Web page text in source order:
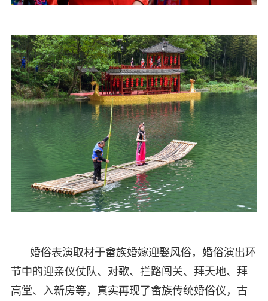
婚俗表演取材于畲族婚嫁迎娶风俗，婚俗演出环
节中的迎亲仪仗队、对歌、拦路闯关、拜天地、拜
高堂、入新房等，真实再现了畲族传统婚俗仪，古